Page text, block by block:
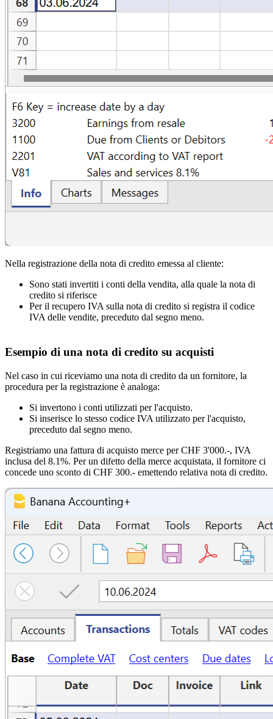
Nella registrazione della nota di credito emessa al cliente:
Sono stati invertiti i conti della vendita, alla quale la nota di
credito si riferisce
Per il recupero IVA sulla nota di credito si registra il codice
IVA delle vendite, preceduto dal segno meno.
Esempio di una nota di credito su acquisti
Nel caso in cui riceviamo una nota di credito da un fornitore, la
procedura per la registrazione è analoga:
Si invertono i conti utilizzati per l'acquisto.
Si inserisce lo stesso codice IVA utilizzato per l'acquisto,
preceduto dal segno meno.
Registriamo una fattura di acquisto merce per CHF 3'000.-, IVA
inclusa del 8.1%. Per un difetto della merce acquistata, il fornitore ci
concede uno sconto di CHF 300.- emettendo relativa nota di credito.